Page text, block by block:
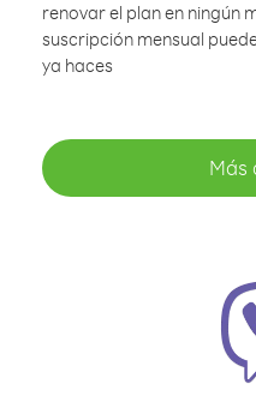
renovar el plan en ningún
suscripción mensual
ya haces
Más